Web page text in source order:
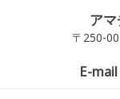
ア
〒250-
E-mail